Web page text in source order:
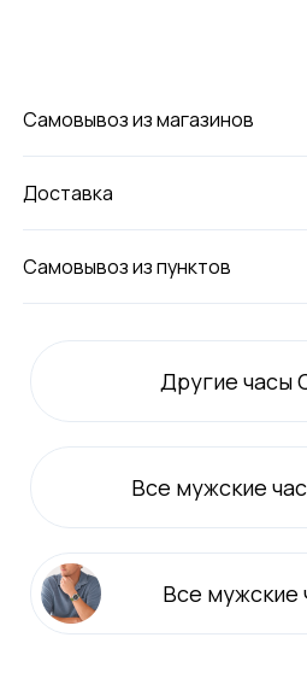
Самовывоз из магазинов
Доставка
Самовывоз из пунктов
Другие часы
Все мужские
Все мужские